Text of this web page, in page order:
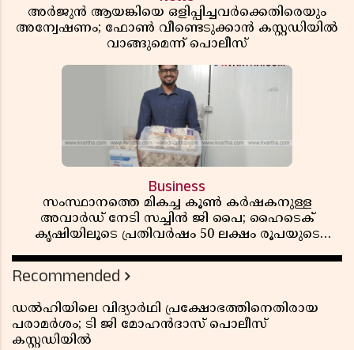
അർജുൻ ആയങ്കിയെ ഒളിപ്പിച്ചവർക്കെതിരെയും
അന്വേഷണം; ഫോൺ വീണ്ടെടുക്കാൻ കസ്റ്റഡിയിൽ
വാങ്ങുമെന്ന് പൊലീസ്
Business
സംസ്ഥാനത്തെ മികച്ച കൂൺ കർഷകനുള്ള
അവാർഡ് നേടി സച്ചിൻ ജി പൈ; ഹൈടെക്
കൃഷിയിലൂടെ പ്രതിവർഷം 50 ലക്ഷം രൂപയുടെ
Recommended
ഡൽഹിയിലെ വിദ്യാർഥി പ്രക്ഷോഭത്തിനെതിരായ
പരാമർശം; ടി ജി മോഹൻദാസ് പൊലീസ്
കസ്റ്റഡിയിൽ